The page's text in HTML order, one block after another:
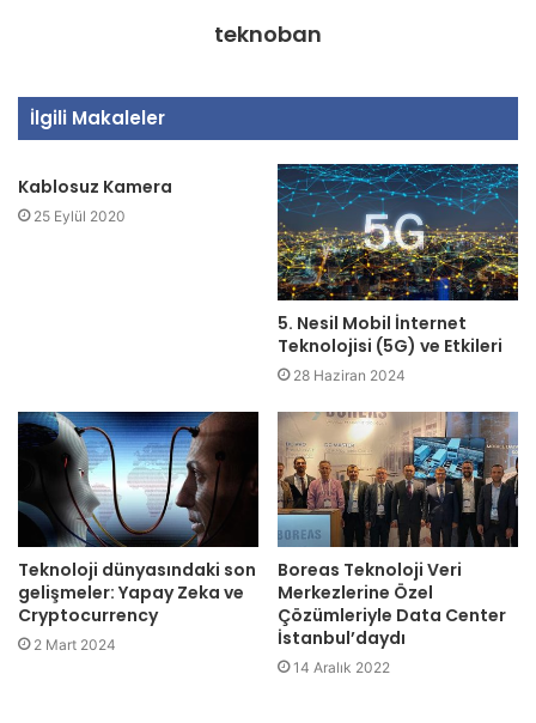
teknoban
İlgili Makaleler
Kablosuz Kamera
25 Eylül 2020
5. Nesil Mobil İnternet
Teknolojisi (5G) ve Etkileri
28 Haziran 2024
Teknoloji dünyasındaki son
gelişmeler: Yapay Zeka ve
Cryptocurrency
2 Mart 2024
Boreas Teknoloji Veri
Merkezlerine Özel
Çözümleriyle Data Center
İstanbul’daydı
14 Aralık 2022